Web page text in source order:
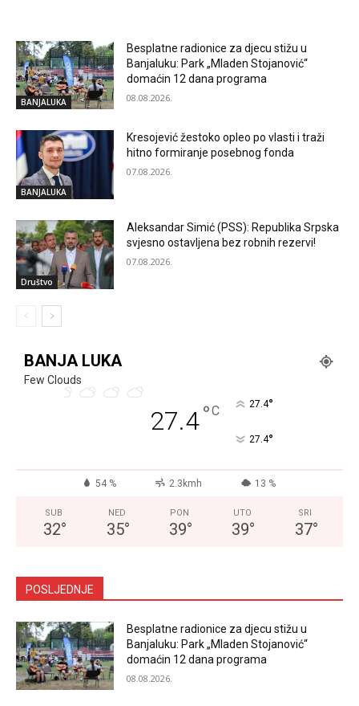
BANJALUKA
Besplatne radionice za djecu stižu u
Banjaluku: Park „Mladen Stojanović“
domaćin 12 dana programa
08.08.2026.
BANJALUKA
Kresojević žestoko opleo po vlasti i traži
hitno formiranje posebnog fonda
07.08.2026.
Društvo
Aleksandar Simić (PSS): Republika Srpska
svjesno ostavljena bez robnih rezervi!
07.08.2026.
BANJA LUKA
Few Clouds
27.4°C 27.4°
27.4°
54 % 2.3kmh 13 %
SUB
32°
NED
35°
PON
39°
UTO
39°
SRI
37°
POSLJEDNJE
Besplatne radionice za djecu stižu u
Banjaluku: Park „Mladen Stojanović“
domaćin 12 dana programa
08.08.2026.